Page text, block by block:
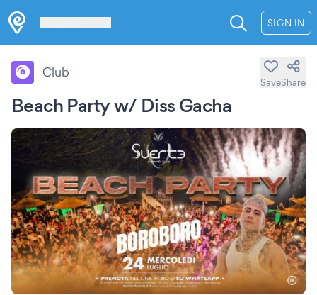
SIGN IN
Beach Party w/ Diss Gacha
Club
SaveShare